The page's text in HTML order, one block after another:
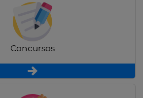
Concursos